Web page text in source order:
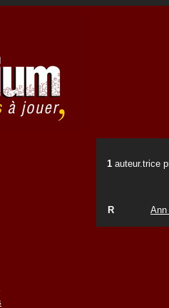
1 auteur.trice
R Ann